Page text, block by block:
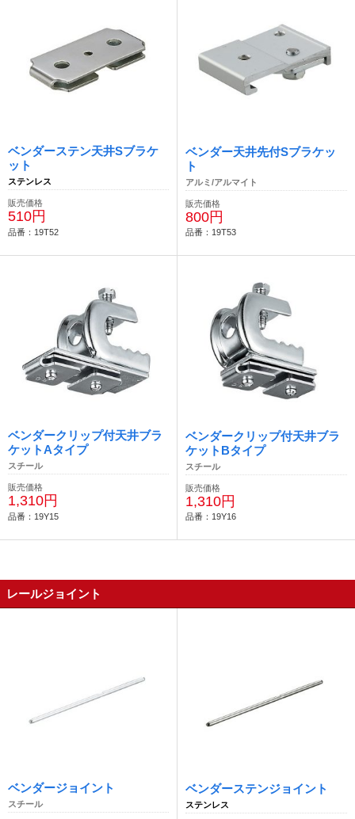
ベンダーステン天井Sブラケ
ット
ステンレス
販売価格
510円
品番：19T52
ベンダー天井先付Sブラケッ
ト
アルミ/アルマイト
販売価格
800円
品番：19T53
ベンダークリップ付天井ブラ
ケットAタイプ
スチール
販売価格
1,310円
品番：19Y15
ベンダークリップ付天井ブラ
ケットBタイプ
スチール
販売価格
1,310円
品番：19Y16
レールジョイント
ベンダージョイント
スチール
ベンダーステンジョイント
ステンレス